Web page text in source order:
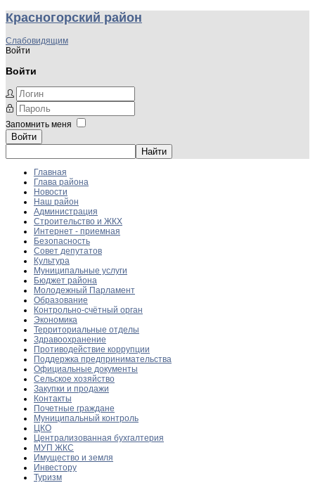
Красногорский район
Слабовидящим
Войти
Войти
Запомнить меня
Войти
Главная
Глава района
Новости
Наш район
Администрация
Строительство и ЖКХ
Интернет - приемная
Безопасность
Совет депутатов
Культура
Муниципальные услуги
Бюджет района
Молодежный Парламент
Образование
Контрольно-счётный орган
Экономика
Территориальные отделы
Здравоохранение
Противодействие коррупции
Поддержка предпринимательства
Официальные документы
Сельское хозяйство
Закупки и продажи
Контакты
Почетные граждане
Муниципальный контроль
ЦКО
Централизованная бухгалтерия
МУП ЖКС
Имущество и земля
Инвестору
Туризм